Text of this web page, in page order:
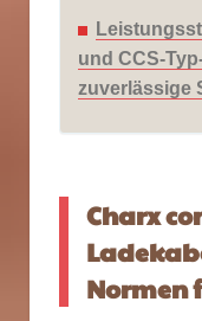
und CCS-
zuverlässige
Charx
Normen